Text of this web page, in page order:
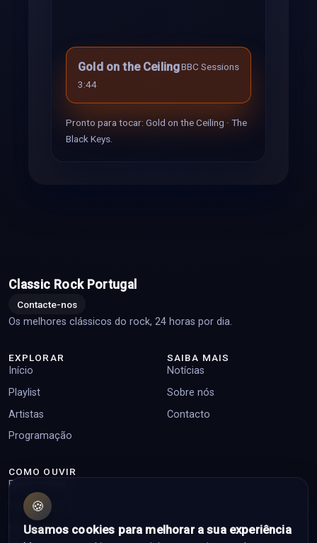
Gold on the CeilingBBC Sessions
3:44
Pronto para tocar: Gold on the Ceiling · The
Black Keys.
Classic Rock Portugal
Contacte-nos
Os melhores clássicos do rock, 24 horas por dia.
EXPLORAR
Início
Playlist
Artistas
Programação
SAIBA MAIS
Notícias
Sobre nós
Contacto
COMO OUVIR
Player online
Top pedidos
Facebook
🍪
Usamos cookies para melhorar a sua experiência